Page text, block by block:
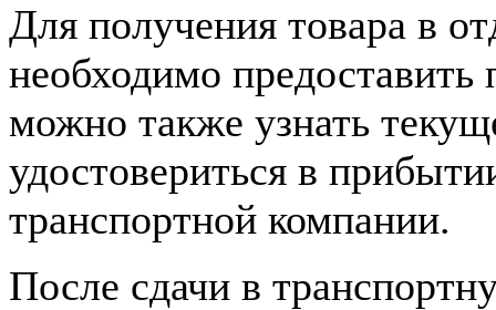
Для получения товара в
необходимо
можно также узнать
удостовериться в
транспортной компании.
После сдачи в